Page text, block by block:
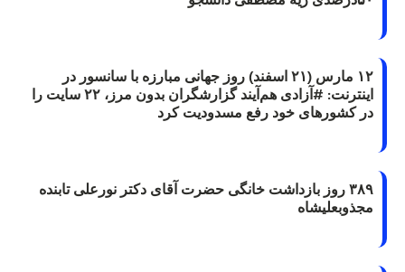
۱۲ مارس (۲۱ اسفند) روز جهانی مبارزه با سانسور در
اینترنت: #آزادی هم‌آیند گزارشگران‌ بدون مرز، ۲۲ سایت را
در کشورهای خود رفع مسدودیت کرد
۳۸۹ روز بازداشت خانگی حضرت آقای دکتر نورعلی تابنده
مجذوبعلیشاه